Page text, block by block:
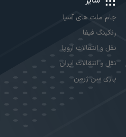
جام ملت های آسیا
رنکینگ فیفا
نقل و انتقالات اروپا
نقل و انتقالات ایران
پاری سن ژرمن